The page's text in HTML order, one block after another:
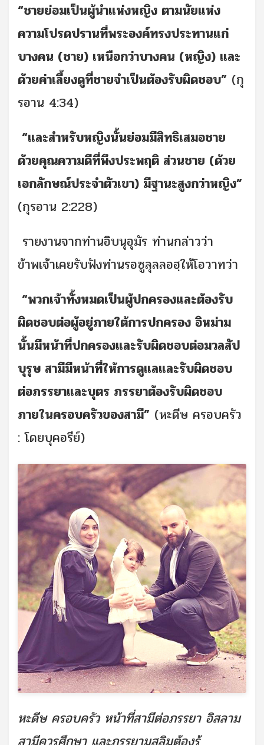
“ชายย่อมเป็นผู้นำแห่งหญิง ตามนัยแห่ง
ความโปรดปรานที่พระองค์ทรงประทานแก่
บางคน (ชาย) เหนือกว่าบางคน (หญิง) และ
ด้วยค่าเลี้ยงดูที่ชายจำเป็นต้องรับผิดชอบ” (กุ
รอาน 4:34)
“และสำหรับหญิงนั้นย่อมมีสิทธิเสมอชาย
ด้วยคุณความดีที่พึงประพฤติ ส่วนชาย (ด้วย
เอกลักษณ์ประจำตัวเขา) มีฐานะสูงกว่าหญิง”
(กุรอาน 2:228)
รายงานจากท่านอิบนุอุมัร ท่านกล่าวว่า
ข้าพเจ้าเคยรับฟังท่านรอซูลุลลอฮฺให้โอวาทว่า
“พวกเจ้าทั้งหมดเป็นผู้ปกครองและต้องรับ
ผิดชอบต่อผู้อยู่ภายใต้การปกครอง อิหม่าม
นั้นมีหน้าที่ปกครองและรับผิดชอบต่อมวลสัป
บุรุษ สามีมีหน้าที่ให้การดูแลและรับผิดชอบ
ต่อภรรยาและบุตร ภรรยาต้องรับผิดชอบ
ภายในครอบครัวของสามี” (หะดีษ ครอบครัว
: โดยบุคอรีย์)
หะดีษ ครอบครัว หน้าที่สามีต่อภรรยา อิสลาม